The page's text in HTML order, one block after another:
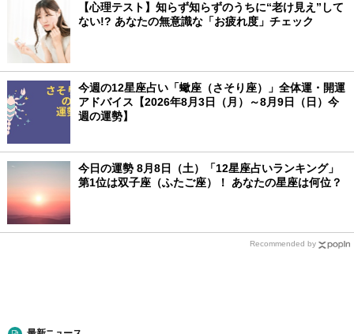
【心理テスト】知らず知らずのうちに“老け見え”して
ない!? あなたの無意識な「お疲れ度」チェック
今週の12星座占い「蠍座（さそり座）」全体運・開運
アドバイス【2026年8月3日（月）～8月9日（日）今
週の運勢】
今日の運勢 8月8日（土）「12星座占いランキング」
第1位は双子座（ふたご座）！ あなたの星座は何位？
Recommended by